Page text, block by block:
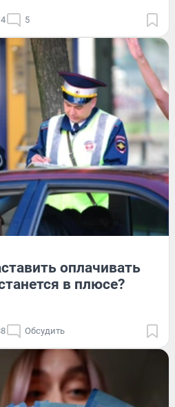
5
оплачивать
в плюсе?
Обсудить